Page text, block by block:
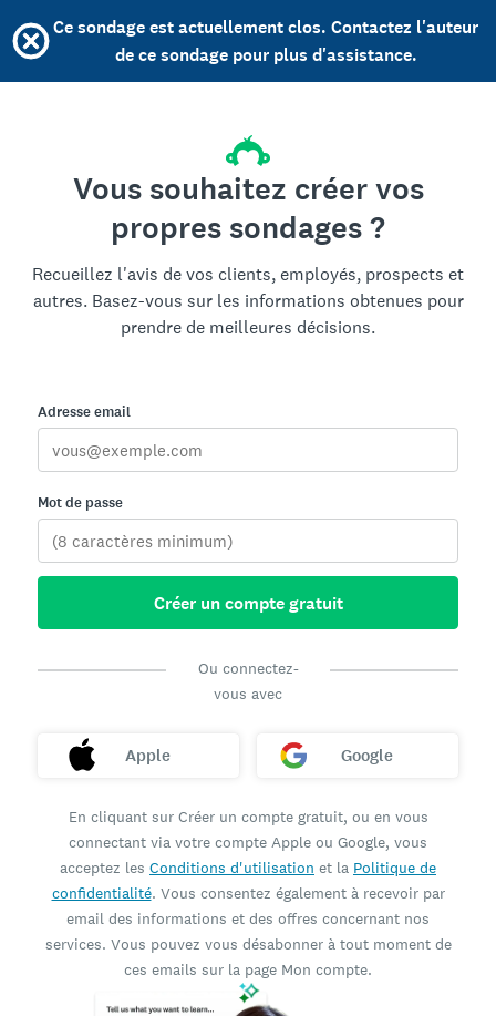
Ce sondage est actuellement clos. Contactez l'auteur
de ce sondage pour plus d'assistance.
Vous souhaitez créer vos
propres sondages ?
Recueillez l'avis de vos clients, employés, prospects et
autres. Basez-vous sur les informations obtenues pour
prendre de meilleures décisions.
Adresse email
Mot de passe
Créer un compte gratuit
Ou connectez-
vous avec
Apple Google
En cliquant sur Créer un compte gratuit, ou en vous
connectant via votre compte Apple ou Google, vous
acceptez les Conditions d'utilisation et la Politique de
confidentialité. Vous consentez également à recevoir par
email des informations et des offres concernant nos
services. Vous pouvez vous désabonner à tout moment de
ces emails sur la page Mon compte.